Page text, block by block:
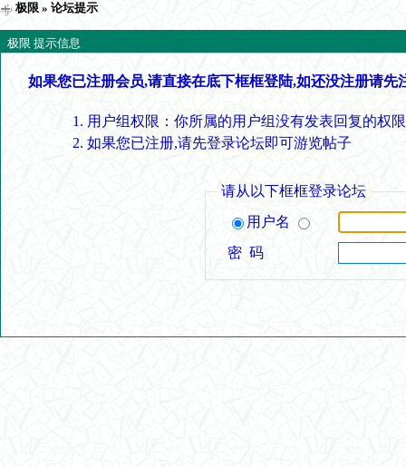
极限 » 论坛提示
极限 提示信息
如果您已注册会员,请直接在底下框框登陆,如还没注册请先
用户组权限：你所属的用户组没有发表回复的权
如果您已注册,请先登录论坛即可游览帖子
请从以下框框登录论坛
用户名
密 码